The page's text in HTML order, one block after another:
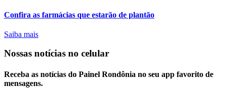
Confira as farmácias que estarão de plantão
Saiba mais
Nossas notícias no celular
Receba as notícias do Painel Rondônia no seu app favorito de
mensagens.